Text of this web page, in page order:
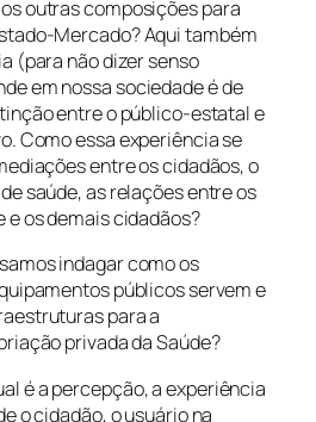
outras composições para
Mercado? Aqui também
(para não dizer senso
em nossa sociedade é de
entre o público-estatal e
Como essa experiência se
entre os cidadãos, o
saúde, as relações entre os
os demais cidadãos?
indagar como os
públicos servem e
para a
privada da Saúde?
é a percepção, a experiência
o cidadão, o usuário na